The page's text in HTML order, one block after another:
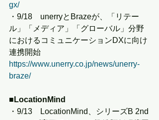
gx/
・9/18　unerryとBrazeが、「リテー
ル」「メディア」「グローバル」分野
におけるコミュニケーションDXに向け
連携開始
https://www.unerry.co.jp/news/unerry-
braze/
■LocationMind
・9/13　LocationMind、シリーズB 2nd